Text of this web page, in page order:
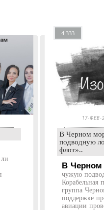
4 333
17-ФЕВ-
В Черном
подводную
флот»..
В Черном
чужую
Корабельная
группа
поддержке
авиации